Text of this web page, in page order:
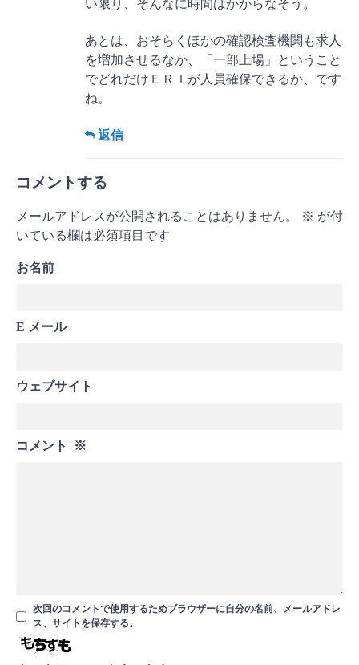
い限り、そんなに時間はかからなそう。
あとは、おそらくほかの確認検査機関も求人
を増加させるなか、「一部上場」ということ
でどれだけＥＲＩが人員確保できるか、です
ね。
返信
コメントする
メールアドレスが公開されることはありません。 ※ が付
いている欄は必須項目です
お名前
E メール
ウェブサイト
コメント ※
次回のコメントで使用するためブラウザーに自分の名前、メールアドレ
ス、サイトを保存する。